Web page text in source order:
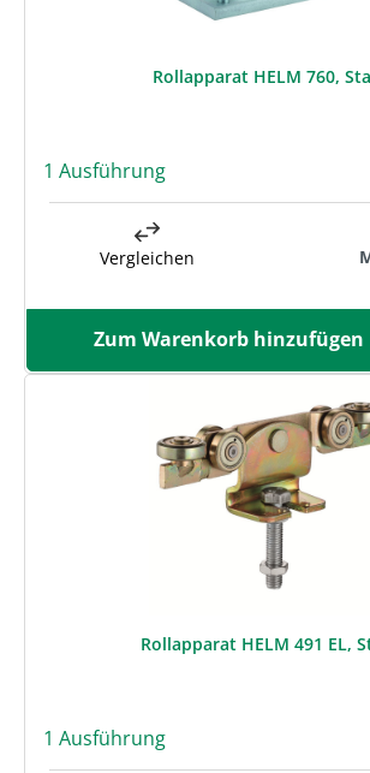
Rollapparat HELM 760,
1 Ausführung
Vergleichen
Zum Warenkorb hinzufügen
Rollapparat HELM 491 EL,
1 Ausführung